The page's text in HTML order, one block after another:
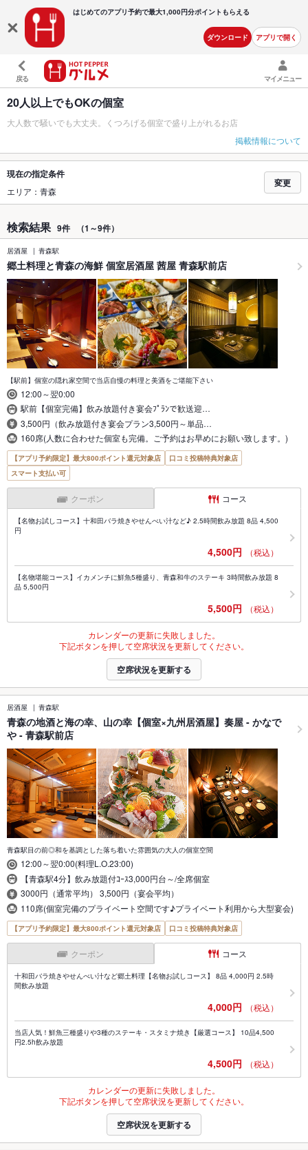
はじめてのアプリ予約で最大1,000円分ポイントもらえる
ダウンロード アプリで開く
戻る マイメニュー
20人以上でもOKの個室
大人数で騒いでも大丈夫。くつろげる個室で盛り上がれるお店
掲載情報について
現在の指定条件
エリア：青森
変更
検索結果 9件 （1～9件）
居酒屋 青森駅
郷土料理と青森の海鮮 個室居酒屋 茜屋 青森駅前店
【駅前】個室の隠れ家空間で当店自慢の料理と美酒をご堪能下さい
12:00～翌0:00
駅前【個室完備】飲み放題付き宴会ﾌﾟﾗﾝで歓送迎…
3,500円（飲み放題付き宴会プラン3,500円～単品…
160席(人数に合わせた個室も完備。ご予約はお早めにお願い致します。)
【アプリ予約限定】最大800ポイント還元対象店
口コミ投稿特典対象店
スマート支払い可
クーポン コース
【名物お試しコース】十和田バラ焼きやせんべい汁など♪ 2.5時間飲み放題 8品 4,500
円
4,500円 （税込）
【名物堪能コース】イカメンチに鮮魚5種盛り、青森和牛のステーキ 3時間飲み放題 8
品 5,500円
5,500円 （税込）
カレンダーの更新に失敗しました。
下記ボタンを押して空席状況を更新してください。
空席状況を更新する
居酒屋 青森駅
青森の地酒と海の幸、山の幸【個室×九州居酒屋】奏屋 - かなで
や - 青森駅前店
青森駅目の前◎和を基調とした落ち着いた雰囲気の大人の個室空間
12:00～翌0:00(料理L.O.23:00)
【青森駅4分】飲み放題付ｺｰｽ3,000円台～/全席個室
3000円（通常平均） 3,500円（宴会平均）
110席(個室完備のプライベート空間です♪プライベート利用から大型宴会)
【アプリ予約限定】最大800ポイント還元対象店 口コミ投稿特典対象店
クーポン コース
十和田バラ焼きやせんべい汁など郷土料理【名物お試しコース】 8品 4,000円 2.5時
間飲み放題
4,000円 （税込）
当店人気！鮮魚三種盛りや3種のステーキ・スタミナ焼き【厳選コース】 10品4,500
円2.5h飲み放題
4,500円 （税込）
カレンダーの更新に失敗しました。
下記ボタンを押して空席状況を更新してください。
空席状況を更新する